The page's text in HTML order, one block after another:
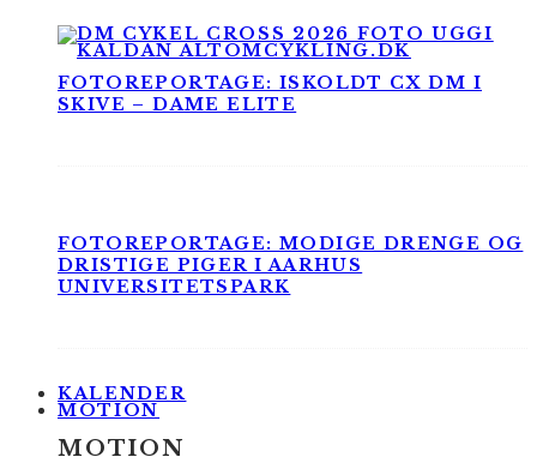
FOTOREPORTAGE: ISKOLDT CX DM I
SKIVE – DAME ELITE
FOTOREPORTAGE: MODIGE DRENGE OG
DRISTIGE PIGER I AARHUS
UNIVERSITETSPARK
KALENDER
MOTION
MOTION